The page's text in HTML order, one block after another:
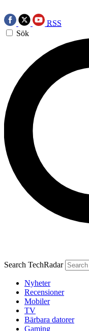
RSS
Sök
Search TechRadar
Nyheter
Recensioner
Mobiler
TV
Bärbara datorer
Gaming